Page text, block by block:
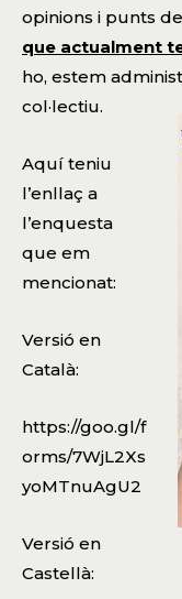
opinions i punts
que actualment
ho, estem
col·lectiu.
Aquí teniu
l’enllaç a
l’enquesta
que em
mencionat:
Versió en
Català:
https://goo.gl/f
orms/7WjL2Xs
yoMTnuAgU2
Versió en
Castellà: